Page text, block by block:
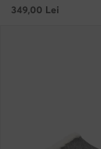
349,00 Lei